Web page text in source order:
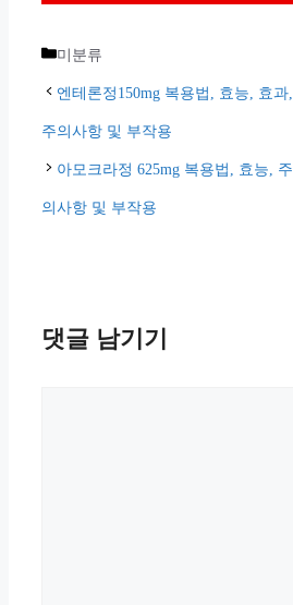
카
테
고
리
미분류
엔테론정150mg 복용법, 효능, 효과,
주의사항 및 부작용
아모크라정 625mg 복용법, 효능, 주
의사항 및 부작용
댓글 남기기